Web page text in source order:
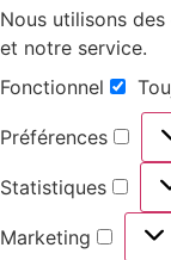
Nous utilisons
et notre service.
Fonctionnel
Préférences
Statistiques
Marketing